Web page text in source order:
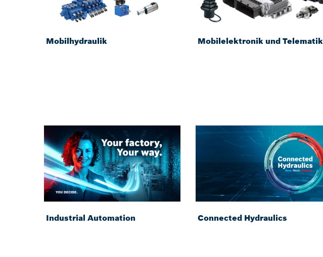
Mobilhydraulik Mobilelektronik und Telematik
Industrial Automation Connected Hydraulics